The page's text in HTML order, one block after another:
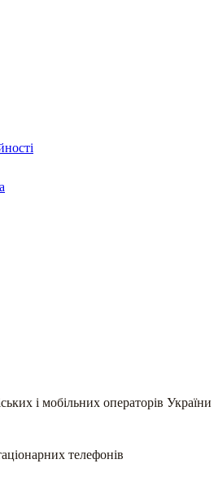
і мобільних операторів України
телефонів